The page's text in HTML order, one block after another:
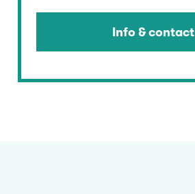
Info & contact